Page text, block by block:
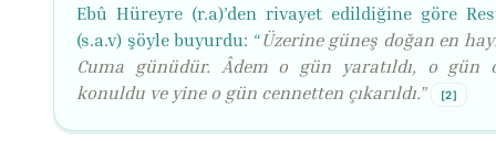
Ebû Hüreyre (r.a)’den rivayet edildiğine göre
(s.a.v) şöyle buyurdu: “Üzerine güneş doğan en
Cuma günüdür. Âdem o gün yaratıldı, o gün
konuldu ve yine o gün cennetten çıkarıldı.”
[2]